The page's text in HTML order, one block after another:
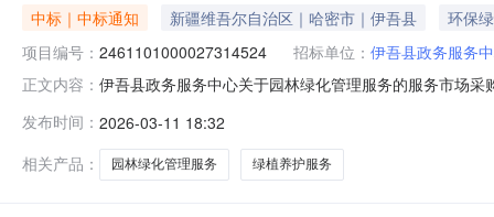
中标｜中标通知 新疆维吾尔自治区｜哈密市｜伊吾县
环保
项目编号： 2461101000027314524 招标单位： 伊吾县政务服务
正文内容： 伊吾县政务服务中心关于园林绿化管理服务的服务市场
项目所在行政区划编码:650522项目所在行政区划名称:
发布时间： 2026-03-11 18:32
相关产品：
园林绿化管理服务 绿植养护服务